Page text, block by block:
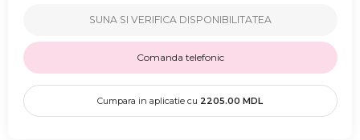
SUNA SI VERIFICA DISPONIBILITATEA
Comanda telefonic
Cumpara in aplicatie cu 2205.00 MDL